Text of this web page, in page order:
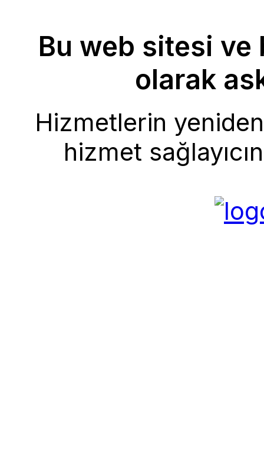
Bu web sitesi ve
olarak
Hizmetlerin
hizmet